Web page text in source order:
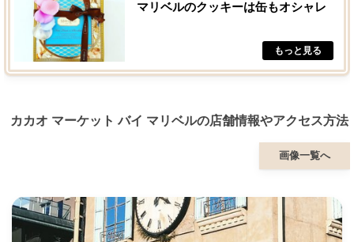
マリベルのクッキーは缶もオシャレ
カカオ マーケット バイ マリベルの店舗情報やアクセス方法
画像一覧へ